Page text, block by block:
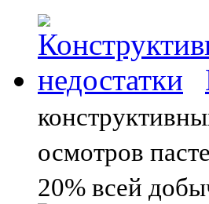
осмотров
20% всей